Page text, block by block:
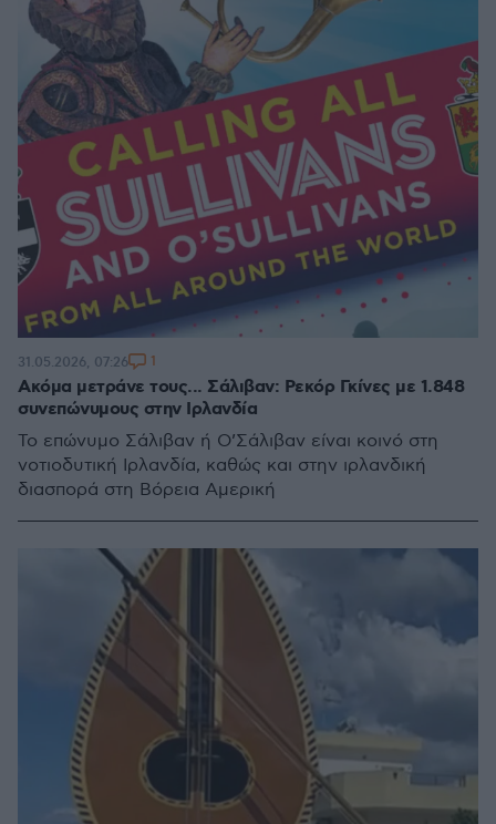
Ακόμα μετράνε τους... Σάλιβαν: Ρεκόρ Γκίνες με 1.848
συνεπώνυμους στην Ιρλανδία
Το επώνυμο Σάλιβαν ή Ο’Σάλιβαν είναι κοινό στη
νοτιοδυτική Ιρλανδία, καθώς και στην ιρλανδική
διασπορά στη Βόρεια Αμερική
31.05.2026, 07:26 1